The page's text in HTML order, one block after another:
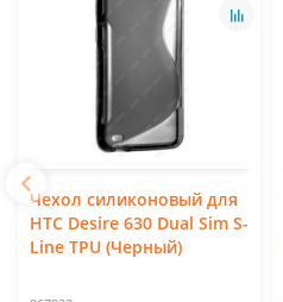
Чехол силиконовый для
HTC Desire 630 Dual Sim S-
Line TPU (Черный)